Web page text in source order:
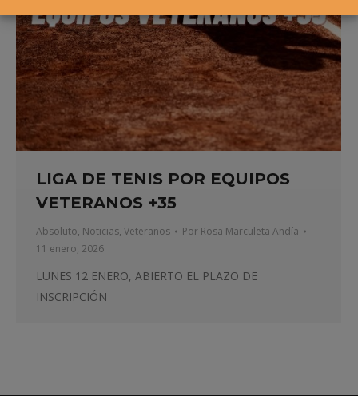
LIGA DE TENIS POR EQUIPOS
VETERANOS +35
Absoluto, Noticias, Veteranos Por Rosa Marculeta Andía
11 enero, 2026
LUNES 12 ENERO, ABIERTO EL PLAZO DE
INSCRIPCIÓN